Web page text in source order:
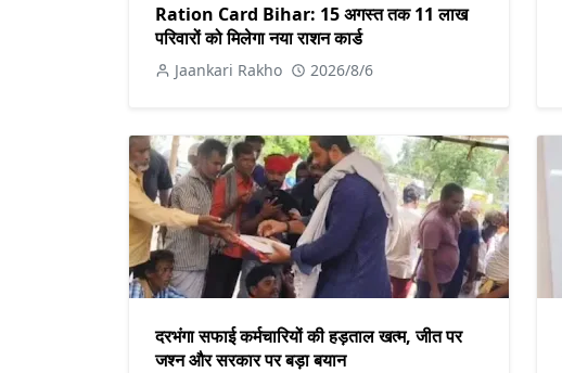
Ration Card Bihar: 15 अगस्त तक 11 लाख
परिवारों को मिलेगा नया राशन कार्ड
Jaankari Rakho 2026/8/6
दरभंगा सफाई कर्मचारियों की हड़ताल खत्म, जीत पर
जश्न और सरकार पर बड़ा बयान